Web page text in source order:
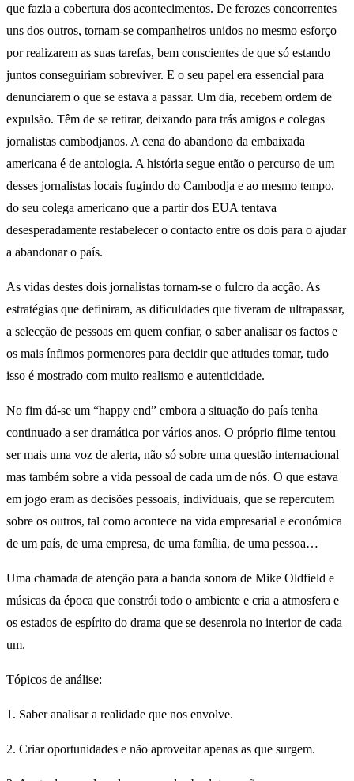
que fazia a cobertura dos acontecimentos. De ferozes concorrentes
uns dos outros, tornam-se companheiros unidos no mesmo esforço
por realizarem as suas tarefas, bem conscientes de que só estando
juntos conseguiriam sobreviver. E o seu papel era essencial para
denunciarem o que se estava a passar. Um dia, recebem ordem de
expulsão. Têm de se retirar, deixando para trás amigos e colegas
jornalistas cambodjanos. A cena do abandono da embaixada
americana é de antologia. A história segue então o percurso de um
desses jornalistas locais fugindo do Cambodja e ao mesmo tempo,
do seu colega americano que a partir dos EUA tentava
desesperadamente restabelecer o contacto entre os dois para o ajudar
a abandonar o país.
As vidas destes dois jornalistas tornam-se o fulcro da acção. As
estratégias que definiram, as dificuldades que tiveram de ultrapassar,
a selecção de pessoas em quem confiar, o saber analisar os factos e
os mais ínfimos pormenores para decidir que atitudes tomar, tudo
isso é mostrado com muito realismo e autenticidade.
No fim dá-se um “happy end” embora a situação do país tenha
continuado a ser dramática por vários anos. O próprio filme tentou
ser mais uma voz de alerta, não só sobre uma questão internacional
mas também sobre a vida pessoal de cada um de nós. O que estava
em jogo eram as decisões pessoais, individuais, que se repercutem
sobre os outros, tal como acontece na vida empresarial e económica
de um país, de uma empresa, de uma família, de uma pessoa…
Uma chamada de atenção para a banda sonora de Mike Oldfield e
músicas da época que constrói todo o ambiente e cria a atmosfera e
os estados de espírito do drama que se desenrola no interior de cada
um.
Tópicos de análise:
1. Saber analisar a realidade que nos envolve.
2. Criar oportunidades e não aproveitar apenas as que surgem.